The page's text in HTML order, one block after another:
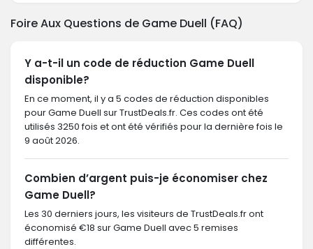
Foire Aux Questions de Game Duell (FAQ)
Y a-t-il un code de réduction Game Duell
disponible?
En ce moment, il y a 5 codes de réduction disponibles
pour Game Duell sur TrustDeals.fr. Ces codes ont été
utilisés 3250 fois et ont été vérifiés pour la dernière fois le
9 août 2026.
Combien d’argent puis-je économiser chez
Game Duell?
Les 30 derniers jours, les visiteurs de TrustDeals.fr ont
économisé €18 sur Game Duell avec 5 remises
différentes.